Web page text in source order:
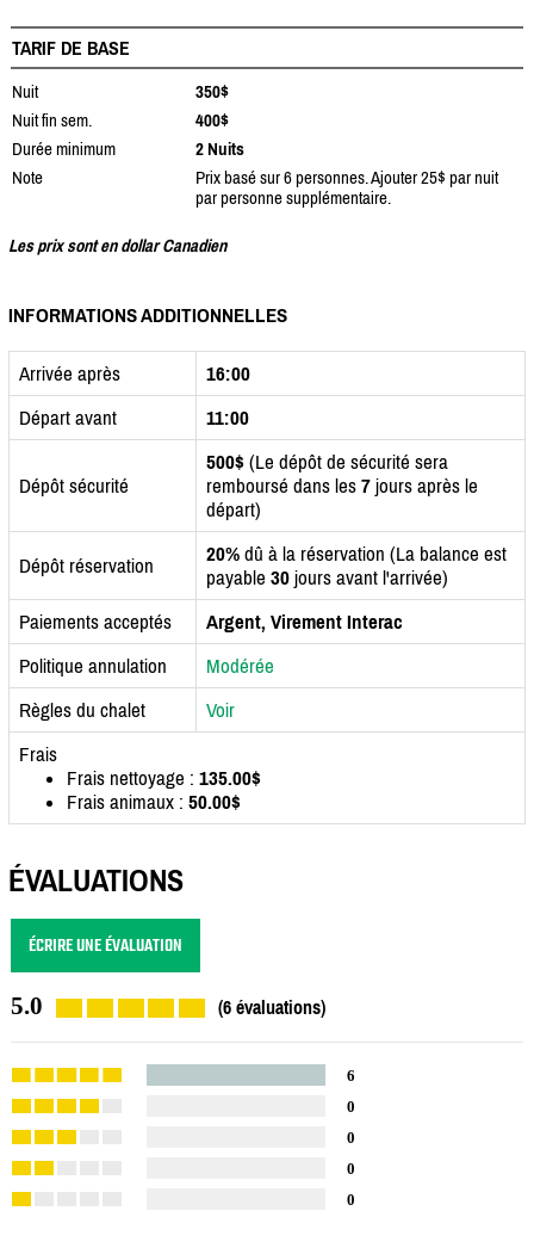
TARIF DE BASE
Nuit
350$
Nuit fin sem.
400$
Durée minimum
2 Nuits
Note
Prix basé sur 6 personnes. Ajouter 25$ par nuit
par personne supplémentaire.
Les prix sont en dollar Canadien
INFORMATIONS ADDITIONNELLES
Arrivée après
16:00
Départ avant
11:00
Dépôt sécurité
500$ (Le dépôt de sécurité sera
remboursé dans les 7 jours après le
départ)
Dépôt réservation 20% dû à la réservation (La balance est
payable 30 jours avant l'arrivée)
Paiements acceptés
Argent, Virement Interac
Politique annulation
Modérée
Règles du chalet
Voir
Frais
Frais nettoyage : 135.00$
Frais animaux : 50.00$
ÉVALUATIONS
ÉCRIRE UNE ÉVALUATION
5.0 (6 évaluations)
6
0
0
0
0